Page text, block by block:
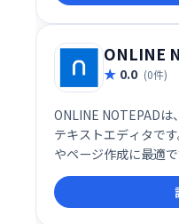
ONLINE
0.0 (0件)
ONLINE NOTEPAD
テキストエディタで
やページ作成に最適
を防ぎ、ブラウザを
元に戻す/やり直し、
能も充実しています。